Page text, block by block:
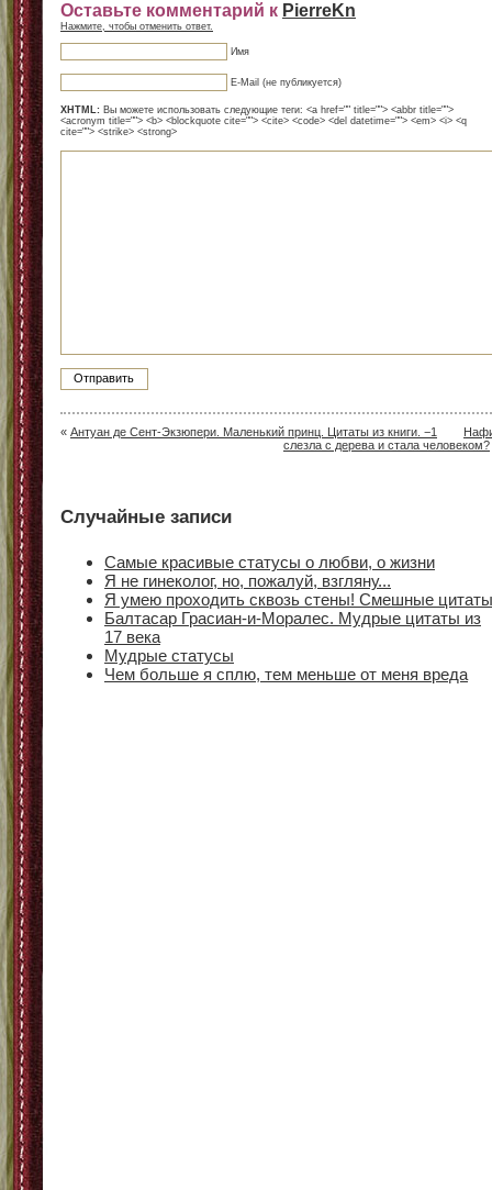
Оставьте комментарий к PierreKn
Нажмите, чтобы отменить ответ.
Имя
E-Mail (не публикуется)
XHTML: Вы можете использовать следующие теги: <a href="" title=""> <abbr title="">
<acronym title=""> <b> <blockquote cite=""> <cite> <code> <del datetime=""> <em> <i> <q
cite=""> <strike> <strong>
« Антуан де Сент-Экзюпери. Маленький принц. Цитаты из книги. −1
слезла с дерева и стала человеком?
Случайные записи
Самые красивые статусы о любви, о жизни
Я не гинеколог, но, пожалуй, взгляну...
Я умею проходить сквозь стены! Смешные цитаты
Балтасар Грасиан-и-Моралес. Мудрые цитаты из
17 века
Мудрые статусы
Чем больше я сплю, тем меньше от меня вреда